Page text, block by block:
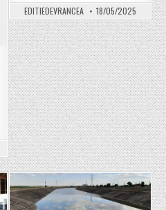
grave
fraudă
în
ziua
votului.
Cerem
urgentă
a
EDITIEDEVRANCEA 18/05/2025
Posted